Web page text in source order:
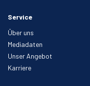
Service
Über uns
Mediadaten
Unser Angebot
Karriere